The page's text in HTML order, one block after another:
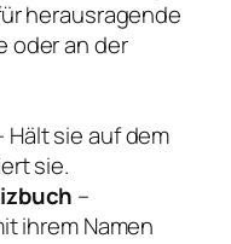
herausragende
oder an der
Hält sie auf dem
sie.
–
ihrem Namen